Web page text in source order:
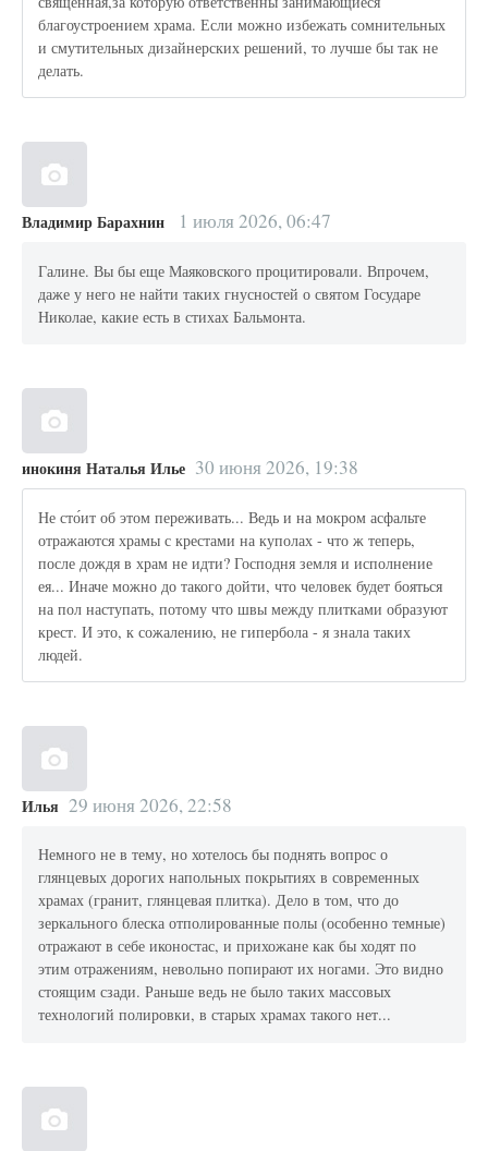
благоустроением храма. Если можно избежать сомнительных
и смутительных дизайнерских решений, то лучше бы так не
делать.
Владимир Барахнин 1 июля 2026, 06:47
Галине. Вы бы еще Маяковского процитировали. Впрочем,
даже у него не найти таких гнусностей о святом Государе
Николае, какие есть в стихах Бальмонта.
инокиня Наталья Илье 30 июня 2026, 19:38
Не сто́ит об этом переживать... Ведь и на мокром асфальте
отражаются храмы с крестами на куполах - что ж теперь,
после дождя в храм не идти? Господня земля и исполнение
ея... Иначе можно до такого дойти, что человек будет бояться
на пол наступать, потому что швы между плитками образуют
крест. И это, к сожалению, не гипербола - я знала таких
людей.
Илья 29 июня 2026, 22:58
Немного не в тему, но хотелось бы поднять вопрос о
глянцевых дорогих напольных покрытиях в современных
храмах (гранит, глянцевая плитка). Дело в том, что до
зеркального блеска отполированные полы (особенно темные)
отражают в себе иконостас, и прихожане как бы ходят по
этим отражениям, невольно попирают их ногами. Это видно
стоящим сзади. Раньше ведь не было таких массовых
технологий полировки, в старых храмах такого нет...